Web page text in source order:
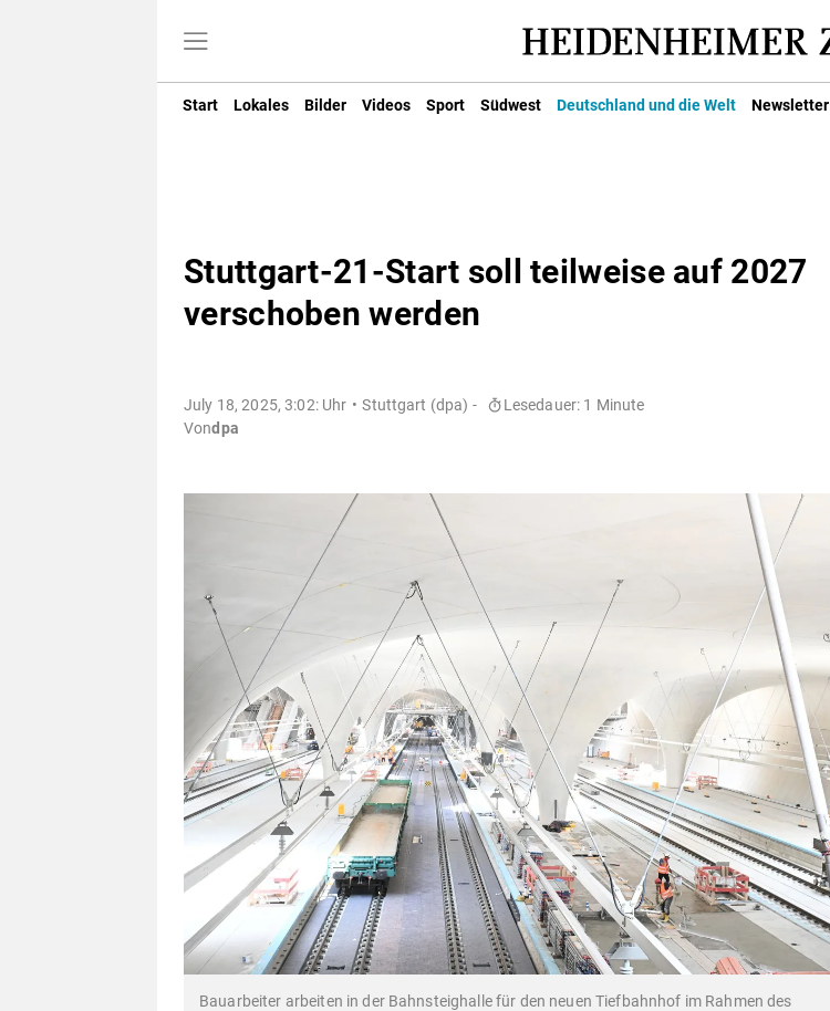
Start Lokales Bilder Videos Sport Südwest Deutschland und die Welt Newsletter
Stuttgart-21-Start soll teilweise auf 2027
verschoben werden
July 18, 2025, 3:02: Uhr Stuttgart (dpa) -
Lesedauer: 1 Minute
Vondpa
Bauarbeiter arbeiten in der Bahnsteighalle für den neuen Tiefbahnhof im Rahmen des